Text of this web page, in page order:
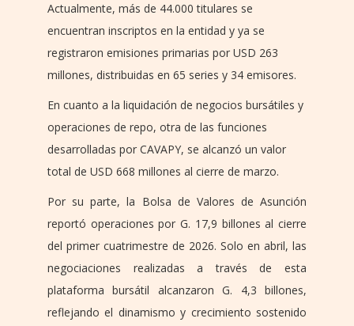
Actualmente, más de 44.000 titulares se
encuentran inscriptos en la entidad y ya se
registraron emisiones primarias por USD 263
millones, distribuidas en 65 series y 34 emisores.
En cuanto a la liquidación de negocios bursátiles y
operaciones de repo, otra de las funciones
desarrolladas por CAVAPY, se alcanzó un valor
total de USD 668 millones al cierre de marzo.
Por su parte, la Bolsa de Valores de Asunción
reportó operaciones por G. 17,9 billones al cierre
del primer cuatrimestre de 2026. Solo en abril, las
negociaciones realizadas a través de esta
plataforma bursátil alcanzaron G. 4,3 billones,
reflejando el dinamismo y crecimiento sostenido